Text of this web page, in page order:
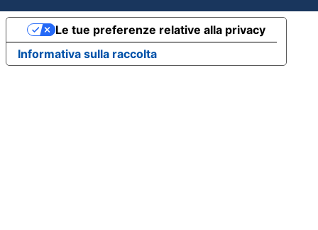
Informativa sulla raccolta
Le tue preferenze relative alla privacy